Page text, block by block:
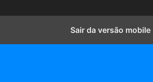
Sair da versão mobile